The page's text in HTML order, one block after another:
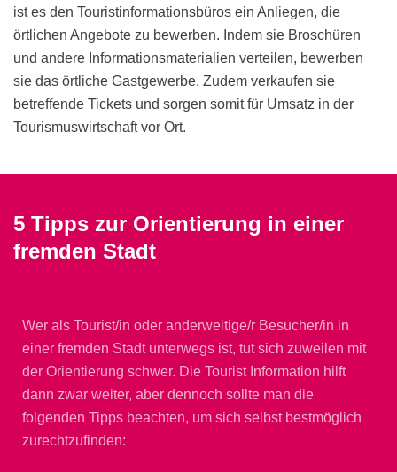
ist es den Touristinformationsbüros ein Anliegen, die
örtlichen Angebote zu bewerben. Indem sie Broschüren
und andere Informationsmaterialien verteilen, bewerben
sie das örtliche Gastgewerbe. Zudem verkaufen sie
betreffende Tickets und sorgen somit für Umsatz in der
Tourismuswirtschaft vor Ort.
5 Tipps zur Orientierung in einer
fremden Stadt
Wer als Tourist/in oder anderweitige/r Besucher/in in
einer fremden Stadt unterwegs ist, tut sich zuweilen mit
der Orientierung schwer. Die Tourist Information hilft
dann zwar weiter, aber dennoch sollte man die
folgenden Tipps beachten, um sich selbst bestmöglich
zurechtzufinden: